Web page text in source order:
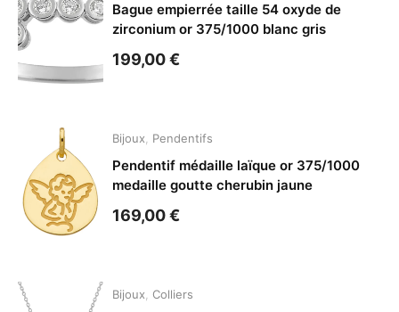
Bague empierrée taille 54 oxyde de
zirconium or 375/1000 blanc gris
199,00€
Bijoux Pendentifs
Pendentif médaille laïque or 375/1000
medaille goutte cherubin jaune
169,00€
Bijoux Colliers